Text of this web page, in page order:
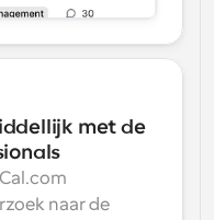
met de
naar de